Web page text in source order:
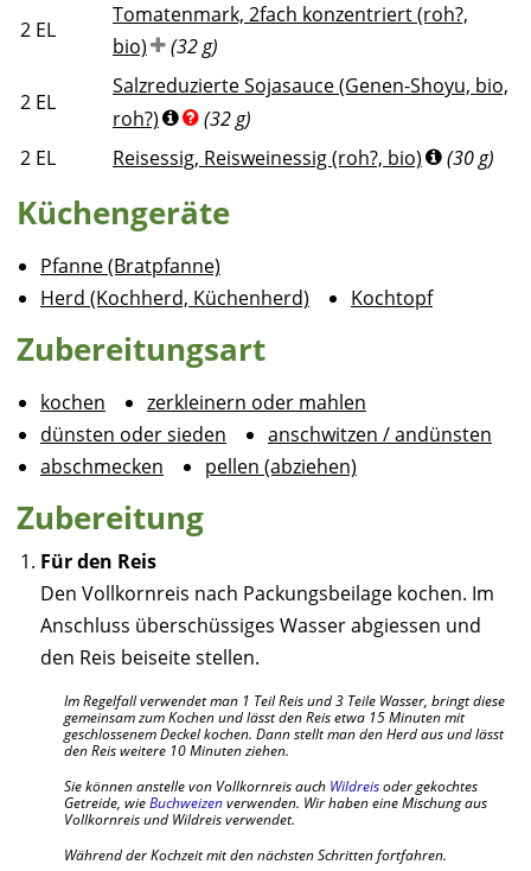
2 EL
Tomatenmark, 2fach konzentriert (roh?,
bio)
(32 g)
2 EL
Salzreduzierte Sojasauce (Genen-Shoyu, bio,
roh?)
(32 g)
2 EL Reisessig, Reisweinessig (roh?, bio) (30 g)
Küchengeräte
Pfanne (Bratpfanne)
Herd (Kochherd, Küchenherd)
Kochtopf
Zubereitungsart
kochen
zerkleinern oder mahlen
dünsten oder sieden
anschwitzen / andünsten
abschmecken
pellen (abziehen)
Zubereitung
Für den Reis
Den Vollkornreis nach Packungsbeilage kochen. Im
Anschluss überschüssiges Wasser abgiessen und
den Reis beiseite stellen.
Im Regelfall verwendet man 1 Teil Reis und 3 Teile Wasser, bringt diese
gemeinsam zum Kochen und lässt den Reis etwa 15 Minuten mit
geschlossenem Deckel kochen. Dann stellt man den Herd aus und lässt
den Reis weitere 10 Minuten ziehen.
Sie können anstelle von Vollkornreis auch Wildreisoder gekochtes
Getreide, wieBuchweizenverwenden. Wir haben eine Mischung aus
Vollkornreis und Wildreis verwendet.
Während der Kochzeit mit den nächsten Schritten fortfahren.